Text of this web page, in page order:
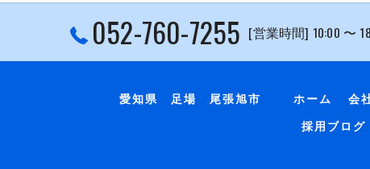
052-760-7255 [営業時間] 10:00 〜
愛知県 足場 尾張旭市 ホーム 会
採用ブログ